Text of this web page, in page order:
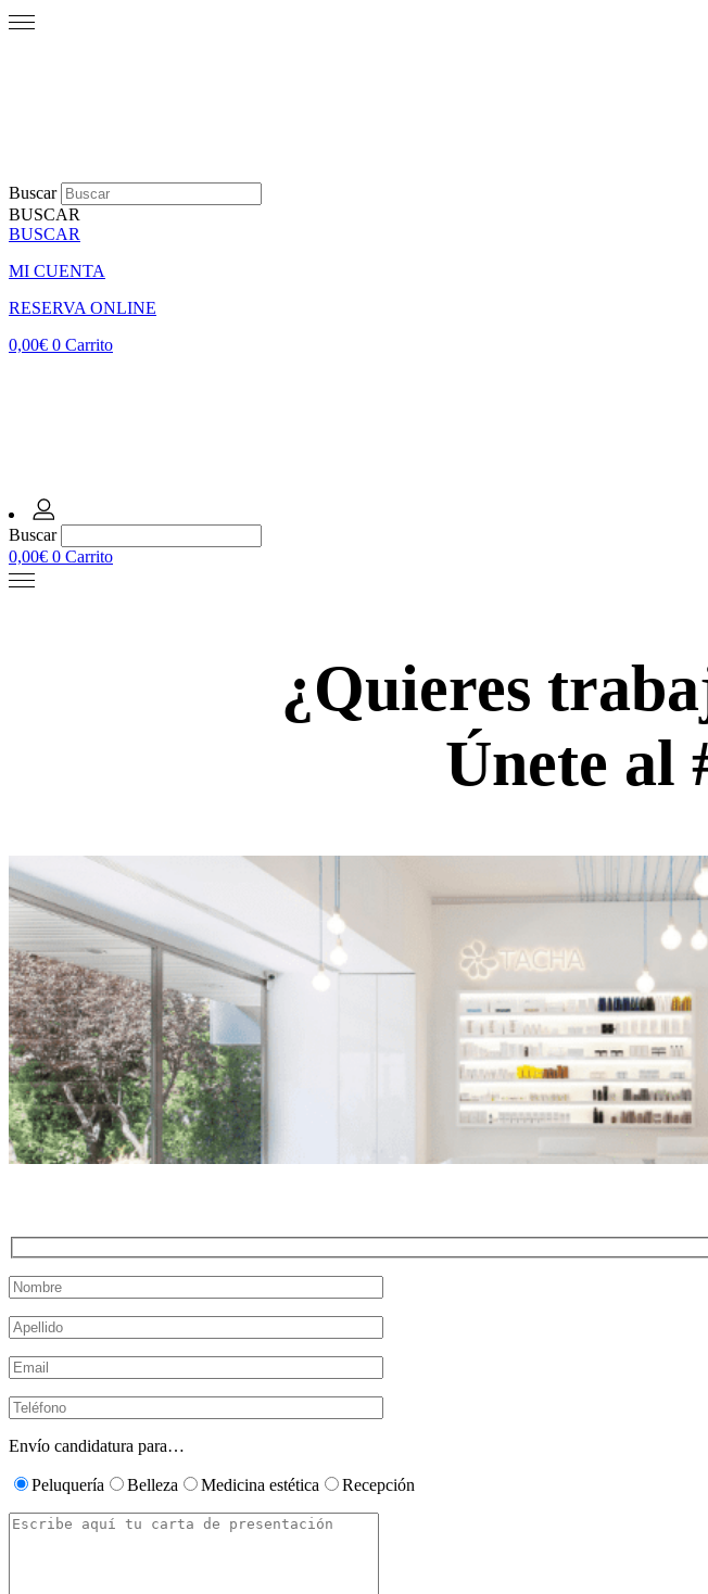
Buscar
BUSCAR
BUSCAR
MI CUENTA
RESERVA ONLINE
0,00€ 0 Carrito
Buscar
0,00€ 0 Carrito
¿Quieres
Únete al
Envío candidatura para…
Peluquería Belleza Medicina estética Recepción